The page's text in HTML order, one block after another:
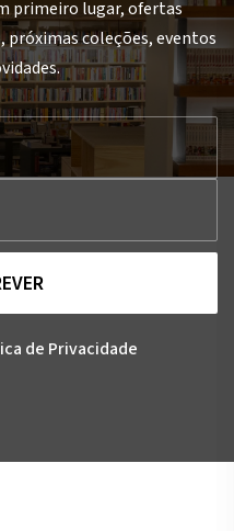
primeiro lugar, ofertas
próximas coleções, eventos
de Privacidade